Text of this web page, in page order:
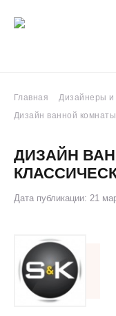
Главная Дизайнеры и
Дизайн ванной
ДИЗАЙН
Дата публикации: 21